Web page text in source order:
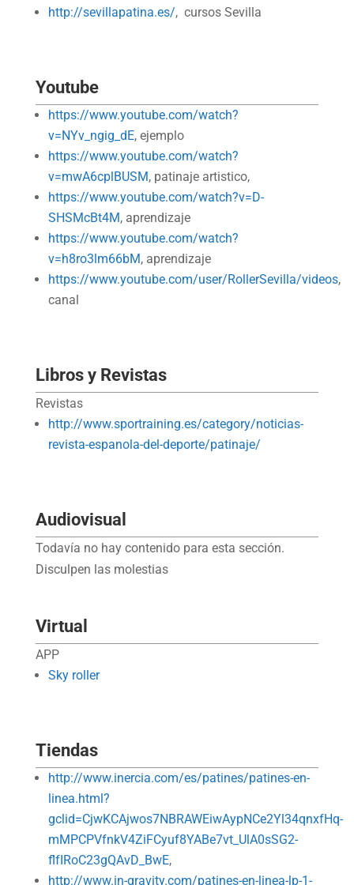
http://sevillapatina.es/, cursos Sevilla
Youtube
https://www.youtube.com/watch?
v=NYv_ngig_dE, ejemplo
https://www.youtube.com/watch?
v=mwA6cplBUSM, patinaje artistico,
https://www.youtube.com/watch?v=D-
SHSMcBt4M, aprendizaje
https://www.youtube.com/watch?
v=h8ro3lm66bM, aprendizaje
https://www.youtube.com/user/RollerSevilla/videos,
canal
Libros y Revistas
Revistas
http://www.sportraining.es/category/noticias-
revista-espanola-del-deporte/patinaje/
Audiovisual
Todavía no hay contenido para esta sección.
Disculpen las molestias
Virtual
APP
Sky roller
Tiendas
http://www.inercia.com/es/patines/patines-en-
linea.html?
gclid=CjwKCAjwos7NBRAWEiwAypNCe2Yl34qnxfHq-
mMPCPVfnkV4ZiFCyuf8YABe7vt_UlA0sSG2-
flfIRoC23gQAvD_BwE,
http://www.in-gravity.com/patines-en-linea-lp-1-